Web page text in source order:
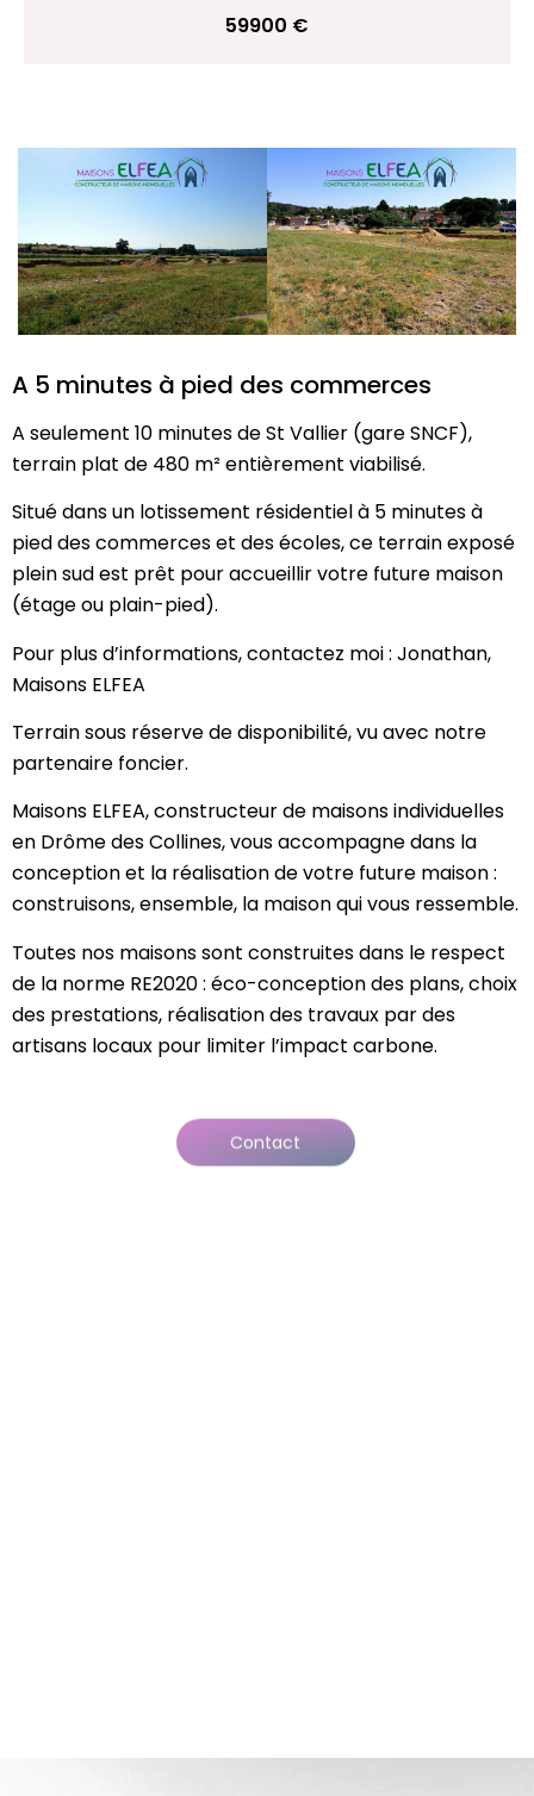
59900 €
A 5 minutes à pied des commerces
A seulement 10 minutes de St Vallier (gare SNCF),
terrain plat de 480 m² entièrement viabilisé.
Situé dans un lotissement résidentiel à 5 minutes à
pied des commerces et des écoles, ce terrain exposé
plein sud est prêt pour accueillir votre future maison
(étage ou plain-pied).
Pour plus d’informations, contactez moi : Jonathan,
Maisons ELFEA
Terrain sous réserve de disponibilité, vu avec notre
partenaire foncier.
Maisons ELFEA, constructeur de maisons individuelles
en Drôme des Collines, vous accompagne dans la
conception et la réalisation de votre future maison :
construisons, ensemble, la maison qui vous ressemble.
Toutes nos maisons sont construites dans le respect
de la norme RE2020 : éco-conception des plans, choix
des prestations, réalisation des travaux par des
artisans locaux pour limiter l’impact carbone.
Contact